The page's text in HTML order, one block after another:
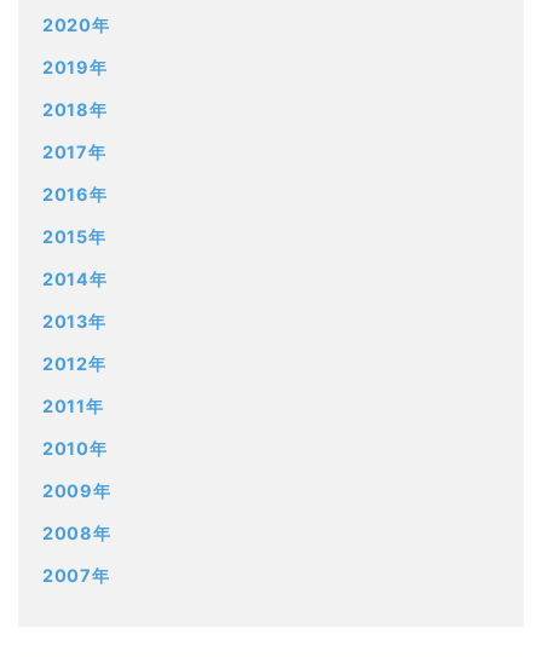
2020年
2019年
2018年
2017年
2016年
2015年
2014年
2013年
2012年
2011年
2010年
2009年
2008年
2007年